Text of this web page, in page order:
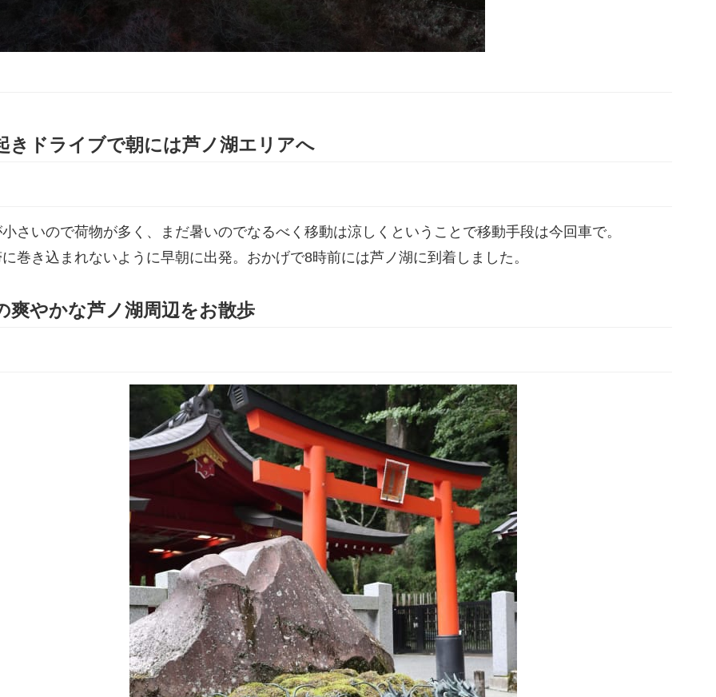
きドライブで朝には芦ノ湖エリアへ
さいので荷物が多く、まだ暑いのでなるべく移動は涼しくということで移動手段は今回車で。
巻き込まれないように早朝に出発。おかげで8時前には芦ノ湖に到着しました。
爽やかな芦ノ湖周辺をお散歩